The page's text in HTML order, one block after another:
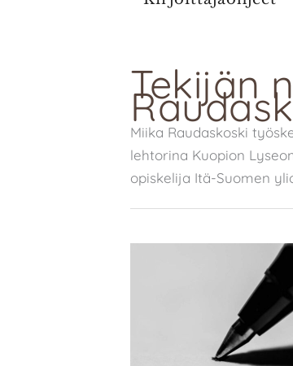
Tekijän
Miika Raudaskoski
lehtorina Kuopion
opiskelija Itä-Suomen